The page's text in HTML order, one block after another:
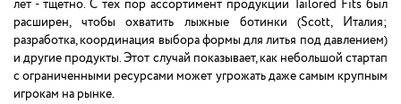
лет - тщетно. С тех пор ассортимент продукции Tailored Fits был
расширен, чтобы охватить лыжные ботинки (Scott, Италия;
разработка, координация выбора формы для литья под давлением)
и другие продукты. Этот случай показывает, как небольшой стартап
с ограниченными ресурсами может угрожать даже самым крупным
игрокам на рынке.